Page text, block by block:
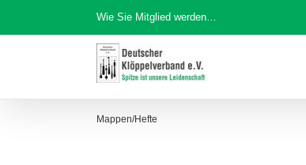
Inhalt
Wie Sie Mitglied werden…
Mappen/Hefte